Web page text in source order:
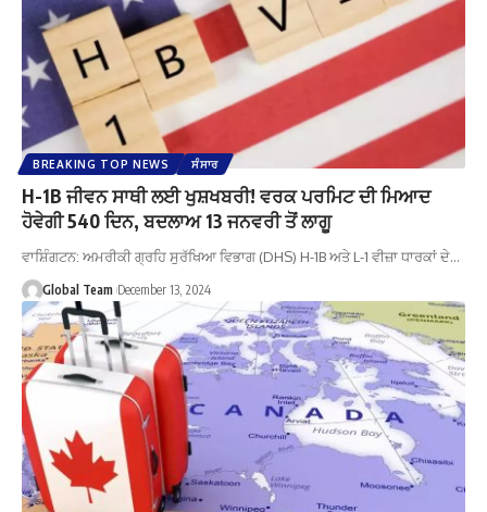
BREAKING TOP NEWS ਸੰਸਾਰ
H-1B ਜੀਵਨ ਸਾਥੀ ਲਈ ਖੁਸ਼ਖਬਰੀ! ਵਰਕ ਪਰਮਿਟ ਦੀ ਮਿਆਦ
ਹੋਵੇਗੀ 540 ਦਿਨ, ਬਦਲਾਅ 13 ਜਨਵਰੀ ਤੋਂ ਲਾਗੂ
ਵਾਸ਼ਿੰਗਟਨ: ਅਮਰੀਕੀ ਗ੍ਰਹਿ ਸੁਰੱਖਿਆ ਵਿਭਾਗ (DHS) H-1B ਅਤੇ L-1 ਵੀਜ਼ਾ ਧਾਰਕਾਂ ਦੇ…
Global Team December 13, 2024